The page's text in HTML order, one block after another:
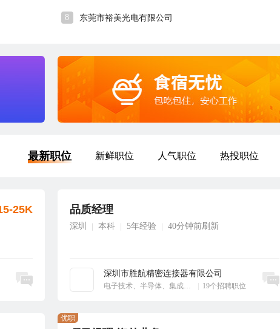
8 东莞市裕美光电有限公司
最新职位 新鲜职位 人气职位 热投职位
25K 品质经理
深圳 本科 5年经验 40分钟前刷新
深圳市胜航精密连接器有限公司
电子技术、半导体、集成电路 19个招聘职位
立即沟通
优职